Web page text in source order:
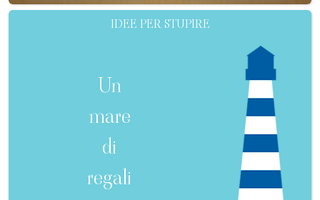
IDEE PER STUPIRE
Un
mare
di
regali